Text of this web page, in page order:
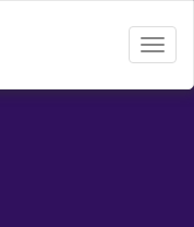
Abrir
/
Cerrar